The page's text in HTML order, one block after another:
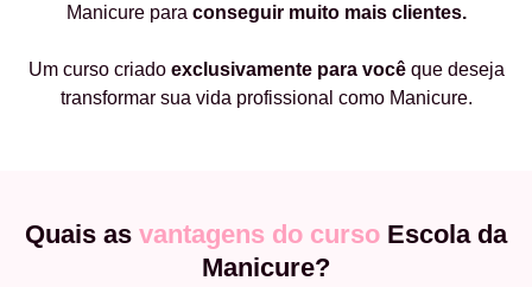
Manicure para conseguir muito mais clientes.
Um curso criado exclusivamente para vocêque deseja
transformar sua vida profissional como Manicure.
Quais as vantagens do curso Escola da
Manicure?